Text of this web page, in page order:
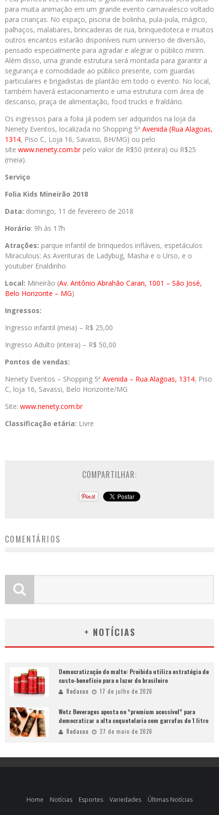
para muita animação em um grande evento carnavalesco voltado
para crianças. No espaço, piscina de bolinha, pula-pula, mágico,
palhaços, malabares, brincadeiras de rua, brinquedoteca e muitos
outros encantos estarão disponíveis num universo de diversão,
pensado especialmente para agradar e alegrar o público mirim.
Além disso, uma grande estrutura será montada para garantir a
segurança e comodidade ao público presente, com guardas
particulares e brigadistas de plantão em todo o evento. No local,
também haverá estacionamento e uma estrutura com área de
descanso, praça de alimentação, food trucks e fraldário.
Os ingressos para a folia já podem ser adquiridos na loja da
Nenety Eventos, localizada no Shopping 5ª Avenida (Rua Alagoas,
1314, Piso C, Loja 16, Savassi, BH/MG) ou pelo
site www.nenety.com.brpelo valor de R$50 (inteira) ou R$25
(meia).
Serviço
Folia Kids Mineirão 2018
Data: domingo, 11 de fevereiro de 2018
Horário: 9h às 17h
Atrações: parque infantil de brinquedos infláveis, espetáculos
Miraculous: As Aventuras de Ladybug, Masha e o Urso, e o
youtuber Enaldinho
Local: Mineirão (Av. Antônio Abrahão Caran, 1001 – São José,
Belo Horizonte – MG)
Ingressos:
Ingresso infantil (meia) – R$ 25,00
Ingresso Adulto (inteira) – R$ 50,00
Pontos de vendas:
Nenety Eventos – Shopping 5ª Avenida – Rua Alagoas, 1314, Piso
C, loja 16, Savassi, Belo Horizonte/MG
Site: www.nenety.com.br
Classificação etária: Livre
COMPARTILHAR:
COMENTÁRIOS
+ NOTÍCIAS
Democratização do malte: Proibida utiliza estratégia de
custo-benefício para o lazer do brasileiro
Redacao 17 de julho de 2026
Wetz Beverages aposta no “premium acessível” para
democratizar a alta coquetelaria com garrafas de 1 litro
Redacao 27 de maio de 2026
Home Notícias Esportes Variedades Últimas Notícias